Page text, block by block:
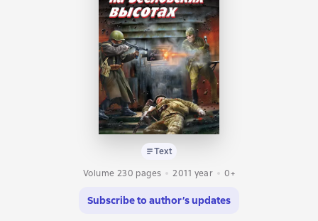
Text
Volume 230 pages
2011 year 0+
Subscribe to author’s updates